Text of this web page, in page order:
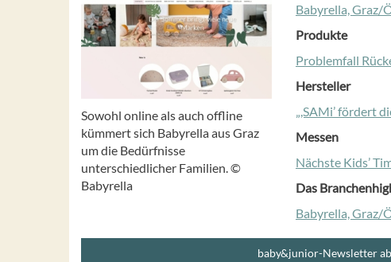
Sowohl online als auch offline
kümmert sich Babyrella aus Graz
um die Bedürfnisse
unterschiedlicher Familien. ©
Babyrella
Babyrella, Graz/
Produkte
Problemfall
Hersteller
„,SAMi’ fördert
Messen
Nächste Kids’
Das
Babyrella, Graz/
baby&junior-Newsletter